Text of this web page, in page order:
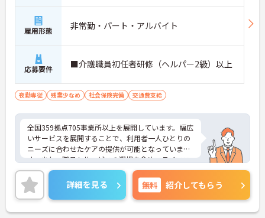
雇用形態 非常勤・パート・アルバイト
応募要件 ■介護職員初任者研修（ヘルパー2級）以上
夜勤専従 残業少なめ 社会保険完備 交通費支給
全国359拠点705事業所以上を展開しています。幅広
いサービスを展開することで、利用者一人ひとりの
ニーズに合わせたケアの提供が可能となっていま
す。また、職員もサービスの選択を含め、ライフス
タイルに合わせた働き方の選択肢が多くあります。
入社時研修はもちろん、サービス・職種ごとに研修
カリキュラムが整っており学び成長できる環境で
す。
ご興味のある方は面接対策ポイントなどお話致しま
詳細を見る 無料 紹介してもらう